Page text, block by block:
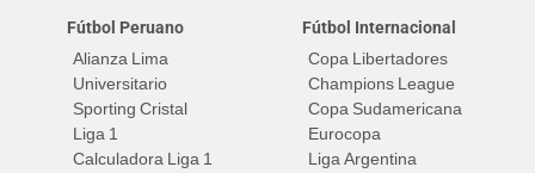
Fútbol Peruano
Alianza Lima
Universitario
Sporting Cristal
Liga 1
Calculadora Liga 1
Fútbol Internacional
Copa Libertadores
Champions League
Copa Sudamericana
Eurocopa
Liga Argentina